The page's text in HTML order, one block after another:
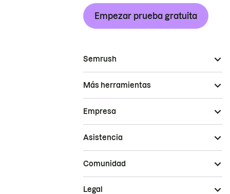
Empezar prueba gratuita
Semrush
Más herramientas
Empresa
Asistencia
Comunidad
Legal